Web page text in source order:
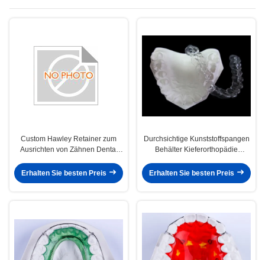
Custom Hawley Retainer zum
Ausrichten von Zähnen Dental
Erhalten Sie besten Preis
Durchsichtige Kunststoffspangen
Behälter Kieferorthopädie
Erhalten Sie besten Preis